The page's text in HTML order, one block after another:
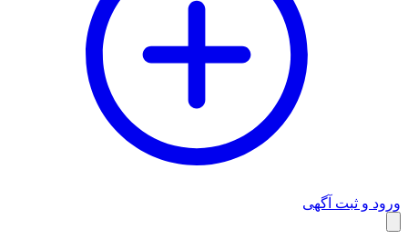
وبلاگ
ورود و ثبت آگهی